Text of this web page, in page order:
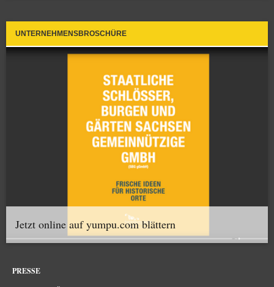
UNTERNEHMENSBROSCHÜRE
Jetzt online auf yumpu.com blättern
PRESSE